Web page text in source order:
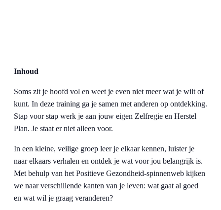
Inhoud
Soms zit je hoofd vol en weet je even niet meer wat je wilt of
kunt. In deze training ga je samen met anderen op ontdekking.
Stap voor stap werk je aan jouw eigen Zelfregie en Herstel
Plan. Je staat er niet alleen voor.
In een kleine, veilige groep leer je elkaar kennen, luister je
naar elkaars verhalen en ontdek je wat voor jou belangrijk is.
Met behulp van het Positieve Gezondheid-spinnenweb kijken
we naar verschillende kanten van je leven: wat gaat al goed
en wat wil je graag veranderen?